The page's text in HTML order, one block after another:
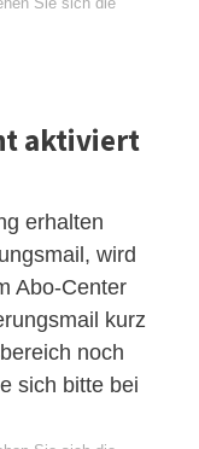
aktiviert
erhalten
wird
Abo-Center
kurz
noch
sich bitte bei